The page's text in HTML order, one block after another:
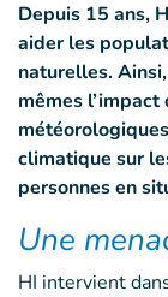
Depuis 15 ans,
aider les
naturelles.
mêmes
climatique sur
personnes en
Une
HI intervient